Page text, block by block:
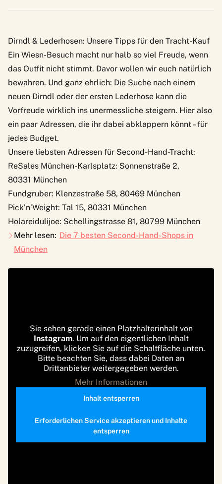
Dirndl & Lederhosen: Unsere Tipps für den Tracht-Kauf
Ein Wiesn-Besuch macht nur halb so viel Freude, wenn
das Outfit nicht stimmt. Davor wollen wir euch natürlich
bewahren. Und ganz ehrlich: Die Suche nach einem
neuen Dirndl oder der ersten Lederhose kann die
Vorfreude wirklich ins unermessliche steigern. Hier also
ein paar Adressen, die ihr dabei abklappern könnt – für
jedes Budget.
Unsere liebsten Adressen für Second-Hand-Tracht:
ReSales München-Karlsplatz: Sonnenstraße 2,
80331 München
Fundgruber: Klenzestraße 58, 80469 München
Pick’n’Weight: Tal 15, 80331 München
Holareidulijoe: Schellingstrasse 81, 80799 München
Mehr lesen: Die 7 besten Second-Hand-Shops in
München
Sie sehen gerade einen Platzhalterinhalt von
Instagram. Um auf den eigentlichen Inhalt
zuzugreifen, klicken Sie auf die Schaltfläche unten.
Bitte beachten Sie, dass dabei Daten an
Drittanbieter weitergegeben werden.
Mehr Informationen
Inhalt entsperren
Erforderlichen Service akzeptieren und Inhalte
entsperren